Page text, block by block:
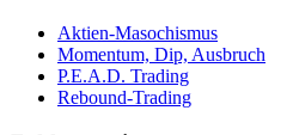
Aktien-Masochismus
Momentum, Dip, Ausbruch
P.E.A.D. Trading
Rebound-Trading